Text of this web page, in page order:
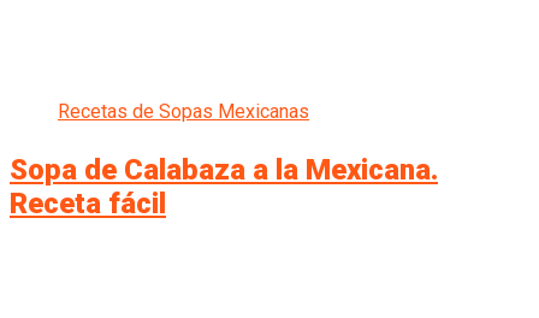
Recetas de Sopas Mexicanas
Sopa de Calabaza a la Mexicana.
Receta fácil